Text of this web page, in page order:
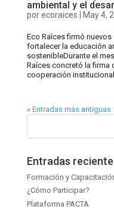
ambiental y el
porecoraices May 4,
Eco Raíces firmó
fortalecer la educación
sostenibleDurante el
Raíces concretó la firma
cooperación institucional
« Entradas más antiguas
Entradas
Formación y
¿Cómo Participar?
Plataforma PACTA